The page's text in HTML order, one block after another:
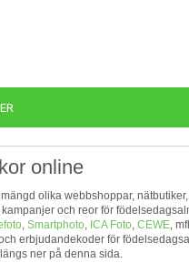
online
olika webbshoppar,
och reor för
, Smartphoto, ICA Foto, CEWE,
erbjudandekoder för
ner på denna sida.